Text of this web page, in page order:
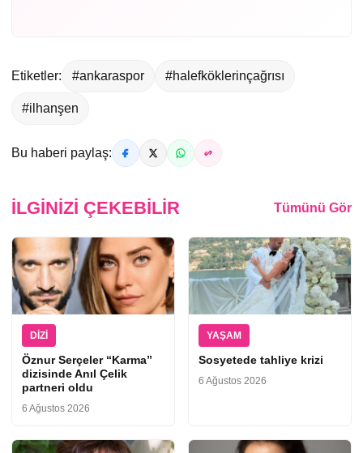
Etiketler: #ankaraspor #halefköklerinçağrısı
#ilhanşen
Bu haberi paylaş:
İLGINIZI ÇEKEBILIR Tümünü Gör
DIZI
Öznur Serçeler “Karma”
dizisinde Anıl Çelik
partneri oldu
6 Ağustos 2026
YAŞAM
Sosyetede tahliye krizi
6 Ağustos 2026